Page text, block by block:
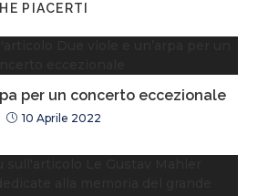
PIACERTI
per un concerto eccezionale
10 Aprile 2022